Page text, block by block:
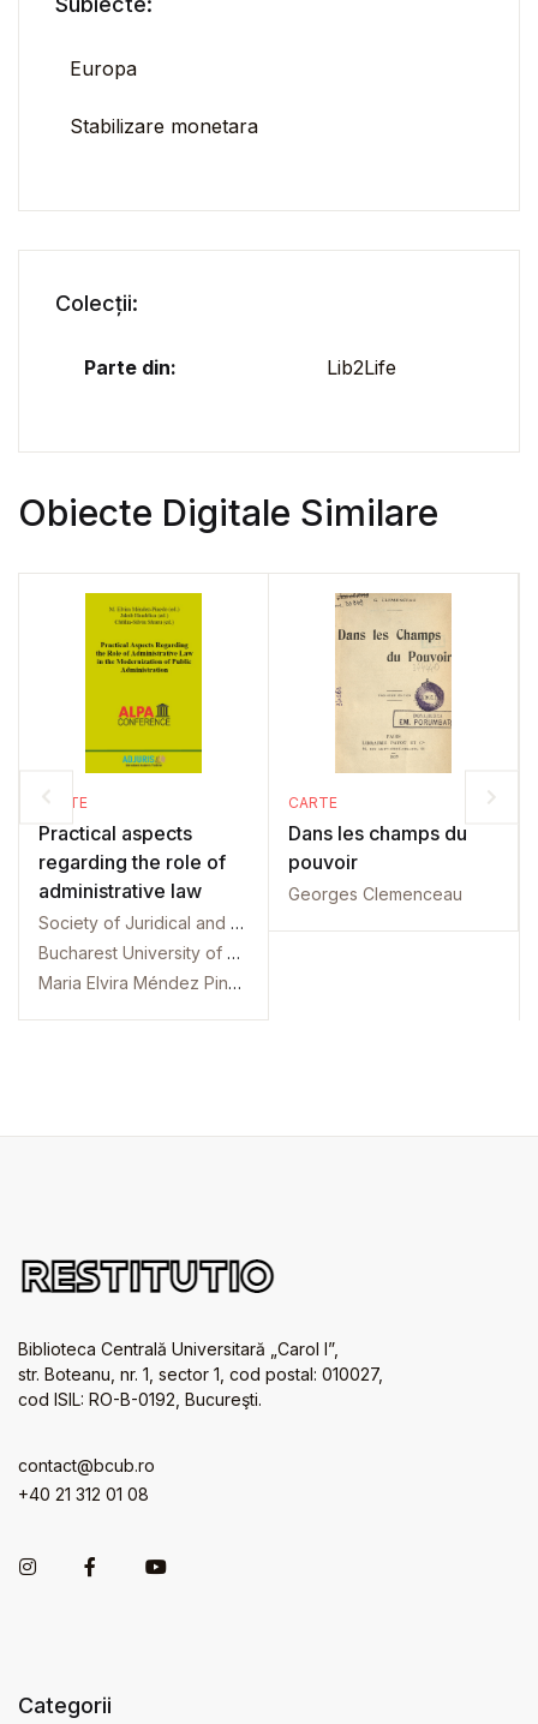
Europa
Stabilizare monetara
Colecții:
Parte din: Lib2Life
Obiecte Digitale Similare
CARTE
Practical aspects
regarding the role of
administrative law
Society of Juridical and Administrative Science. International conference. 2. 2019. Bucharest
Bucharest University of Economic Studies. Law Department. International conference. 2. 2019. Bucharest
Maria Elvira Méndez Pinedo
CARTE
Dans les champs du
pouvoir
Georges Clemenceau
Biblioteca Centrală Universitară „Carol I”,
str. Boteanu, nr. 1, sector 1, cod postal: 010027,
cod ISIL: RO-B-0192, Bucureşti.
contact@bcub.ro
+40 21 312 01 08
Categorii